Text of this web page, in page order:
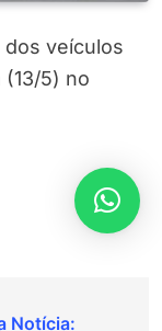
veículos
5) no